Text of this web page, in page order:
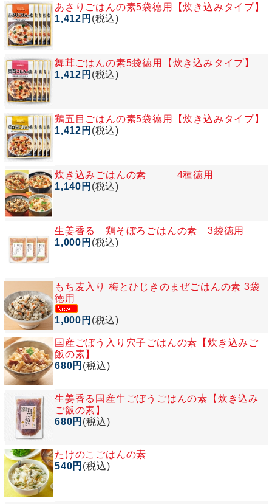
あさりごはんの素5袋徳用【炊き込みタイプ】
1,412円 (税込)
舞茸ごはんの素5袋徳用【炊き込みタイプ】
1,412円 (税込)
鶏五目ごはんの素5袋徳用【炊き込みタイプ】
1,412円 (税込)
炊き込みごはんの素 4種徳用
1,140円 (税込)
生姜香る 鶏そぼろごはんの素 3袋徳用
1,000円 (税込)
もち麦入り 梅とひじきのまぜごはんの素 3袋
徳用
1,000円 (税込)
国産ごぼう入り穴子ごはんの素【炊き込みご
飯の素】
680円 (税込)
生姜香る国産牛ごぼうごはんの素【炊き込み
ご飯の素】
680円 (税込)
たけのこごはんの素
540円 (税込)